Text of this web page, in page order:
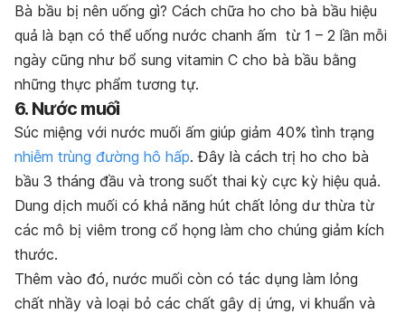
Bà bầu bị nên uống gì? Cách chữa ho cho bà bầu hiệu
quả là bạn có thể uống nước chanh ấm từ 1 – 2 lần mỗi
ngày cũng như bổ sung vitamin C cho bà bầu bằng
những thực phẩm tương tự.
6. Nước muối
Súc miệng với nước muối ấm giúp giảm 40% tình trạng
nhiễm trùng đường hô hấp. Đây là cách trị ho cho bà
bầu 3 tháng đầu và trong suốt thai kỳ cực kỳ hiệu quả.
Dung dịch muối có khả năng hút chất lỏng dư thừa từ
các mô bị viêm trong cổ họng làm cho chúng giảm kích
thước.
Thêm vào đó, nước muối còn có tác dụng làm lỏng
chất nhầy và loại bỏ các chất gây dị ứng, vi khuẩn và